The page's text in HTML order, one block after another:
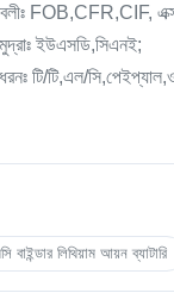
FOB,CFR,CIF,
ইউএসডি,সিএনই;
টি/টি,এল/
বাইন্ডার লিথিয়াম আয়ন ব্যাটারি